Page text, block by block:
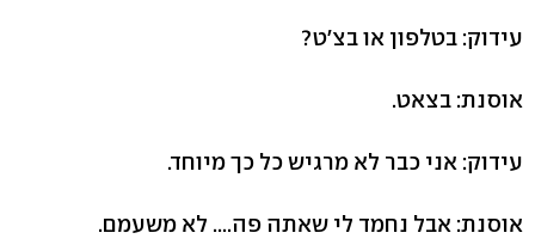
עידוק: בטלפון או בצ'ט?
אוסנת: בצאט.
עידוק: אני כבר לא מרגיש כל כך מיוחד.
אוסנת: אבל נחמד לי שאתה פה.... לא משעמם.